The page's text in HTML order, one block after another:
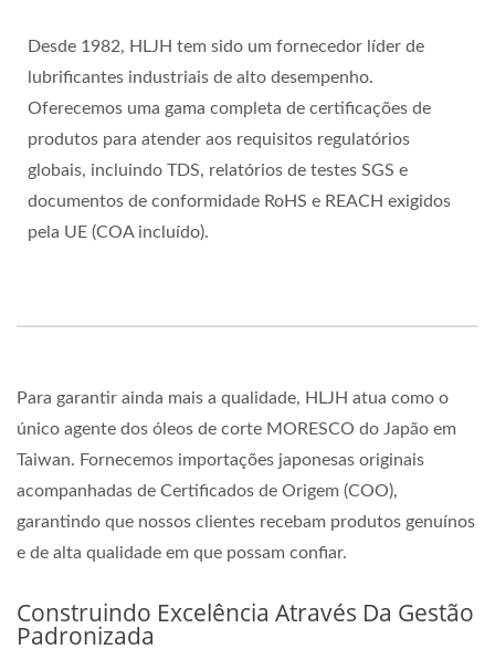
Desde 1982, HLJH tem sido um fornecedor líder de
lubrificantes industriais de alto desempenho.
Oferecemos uma gama completa de certificações de
produtos para atender aos requisitos regulatórios
globais, incluindo TDS, relatórios de testes SGS e
documentos de conformidade RoHS e REACH exigidos
pela UE (COA incluído).
Para garantir ainda mais a qualidade, HLJH atua como o
único agente dos óleos de corte MORESCO do Japão em
Taiwan. Fornecemos importações japonesas originais
acompanhadas de Certificados de Origem (COO),
garantindo que nossos clientes recebam produtos genuínos
e de alta qualidade em que possam confiar.
Construindo Excelência Através Da Gestão
Padronizada